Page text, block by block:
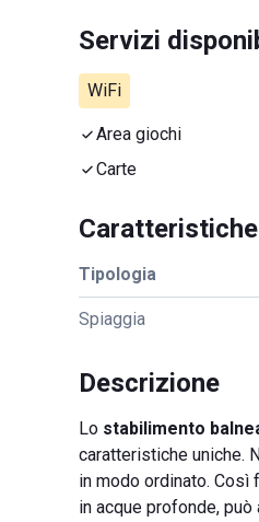
Servizi
WiFi
Area giochi
Carte
Caratteristiche
Tipologia
Spiaggia
Descrizione
Lo stabilimento
caratteristiche uniche.
in modo ordinato.
in acque profonde,